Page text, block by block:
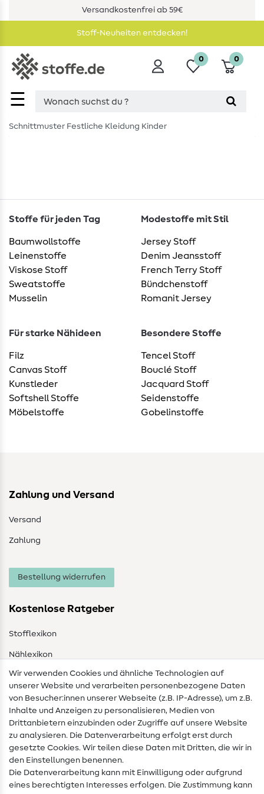
Versandkostenfrei ab 59€
Stoff-Neuheiten entdecken!
☰
0 0
Schnittmuster Festliche Kleidung Kinder
Stoffe für jeden Tag
Baumwollstoffe
Leinenstoffe
Viskose Stoff
Sweatstoffe
Musselin
Modestoffe mit Stil
Jersey Stoff
Denim Jeansstoff
French Terry Stoff
Bündchenstoff
Romanit Jersey
Für starke Nähideen
Filz
Canvas Stoff
Kunstleder
Softshell Stoffe
Möbelstoffe
Besondere Stoffe
Tencel Stoff
Bouclé Stoff
Jacquard Stoff
Seidenstoffe
Gobelinstoffe
Zahlung und Versand
Versand
Zahlung
Bestellung widerrufen
Kostenlose Ratgeber
Stofflexikon
Nählexikon
Nähanleitungen
Hilfe & Kontakt
Kontakt
Infos zum Betreiberwechsel
Widerrufsrecht
Wir verwenden Cookies und ähnliche Technologien auf
unserer Website und verarbeiten personenbezogene Daten
von Besucher:innen unserer Webseite (z.B. IP-Adresse), um z.B.
Inhalte und Anzeigen zu personalisieren, Medien von
Drittanbietern einzubinden oder Zugriffe auf unsere Website
zu analysieren. Die Datenverarbeitung erfolgt erst durch
gesetzte Cookies. Wir teilen diese Daten mit Dritten, die wir in
den Einstellungen benennen.
Die Datenverarbeitung kann mit Einwilligung oder aufgrund
eines berechtigten Interesses erfolgen. Die Zustimmung kann